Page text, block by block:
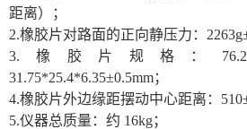
距离）；
2.橡胶片对路面的正向静压力：
3.橡胶片规格：
31.75*25.4*6.35±0.5mm；
4.橡胶片外边缘距摆动中心距离：
5.仪器总质量：约 16kg；